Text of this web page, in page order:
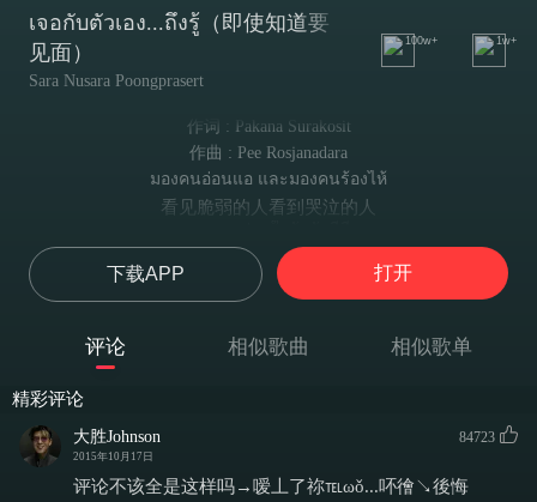
เจอกับตัวเอง...ถึงรู้（即使知道要
见面）
Sara Nusara Poongprasert
100w+ 1w+
作词 : Pakana Surakosit
作曲 : Pee Rosjanadara
มองคนอ่อนแอ และมองคนร้องไห้
看见脆弱的人看到哭泣的人
某人为爱而心伤痛
บางคนทุ่มเท ทุ่มใจให้เต็มที่
某人奉献付出全部的心
没看到有任何回报
เพื่อคำว่ารักแล้ว อะไรก็ยอมทน
下载APP 打开
评论 相似歌曲 相似歌单
精彩评论
大胜Johnson
2015年10月17日
84723
评论不该全是这样吗→嗳丄了祢℡ωǒ...吥徻↘後悔